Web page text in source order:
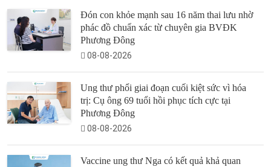
Đón con khỏe mạnh sau 16 năm thai lưu nhờ
phác đồ chuẩn xác từ chuyên gia BVĐK
Phương Đông
08-08-2026
Ung thư phổi giai đoạn cuối kiệt sức vì hóa
trị: Cụ ông 69 tuổi hồi phục tích cực tại
Phương Đông
08-08-2026
Vaccine ung thư Nga có kết quả khả quan